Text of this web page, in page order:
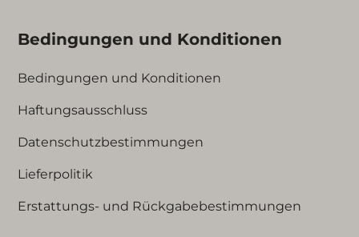
Bedingungen und Konditionen
Bedingungen und Konditionen
Haftungsausschluss
Datenschutzbestimmungen
Lieferpolitik
Erstattungs- und Rückgabebestimmungen